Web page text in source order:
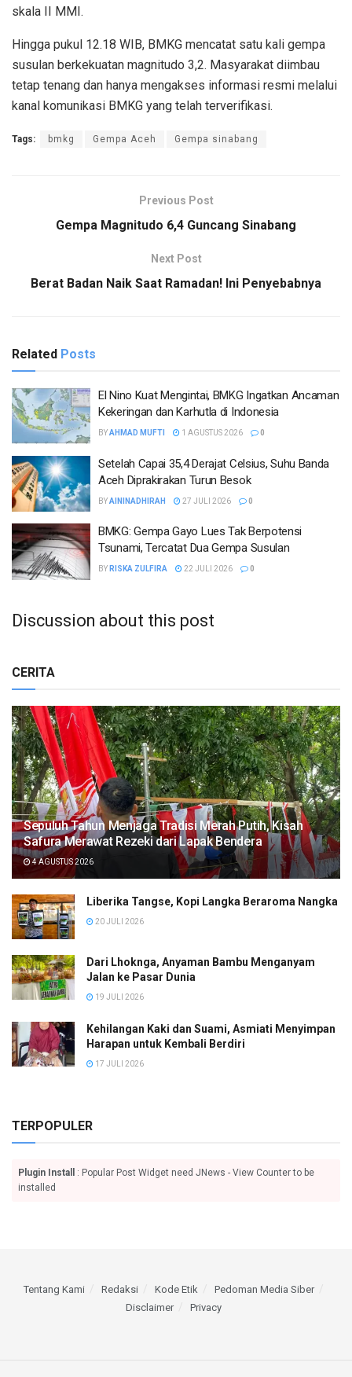
skala II MMI.
Hingga pukul 12.18 WIB, BMKG mencatat satu kali gempa
susulan berkekuatan magnitudo 3,2. Masyarakat diimbau
tetap tenang dan hanya mengakses informasi resmi melalui
kanal komunikasi BMKG yang telah terverifikasi.
Tags: bmkg Gempa Aceh Gempa sinabang
Previous Post
Gempa Magnitudo 6,4 Guncang Sinabang
Next Post
Berat Badan Naik Saat Ramadan! Ini Penyebabnya
Related Posts
El Nino Kuat Mengintai, BMKG Ingatkan Ancaman
Kekeringan dan Karhutla di Indonesia
BYAHMAD MUFTI 1 AGUSTUS 2026 0
Setelah Capai 35,4 Derajat Celsius, Suhu Banda
Aceh Diprakirakan Turun Besok
BYAININADHIRAH 27 JULI 2026 0
BMKG: Gempa Gayo Lues Tak Berpotensi
Tsunami, Tercatat Dua Gempa Susulan
BY RISKA ZULFIRA 22 JULI 2026 0
Discussion about this post
CERITA
Sepuluh Tahun Menjaga Tradisi Merah Putih, Kisah
Safura Merawat Rezeki dari Lapak Bendera
4 AGUSTUS 2026
Liberika Tangse, Kopi Langka Beraroma Nangka
20 JULI 2026
Dari Lhoknga, Anyaman Bambu Menganyam
Jalan ke Pasar Dunia
19 JULI 2026
Kehilangan Kaki dan Suami, Asmiati Menyimpan
Harapan untuk Kembali Berdiri
17 JULI 2026
TERPOPULER
Plugin Install
: Popular Post Widget need JNews - View Counter to be
installed
Tentang Kami Redaksi Kode Etik
Pedoman Media Siber
Disclaimer
Privacy